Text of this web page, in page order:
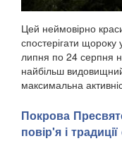
Цей неймовірно
спостерігати
липня по 24 серпня
найбільш
максимальна
Покрова
повір'я і